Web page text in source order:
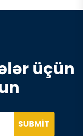
üçün
SUBMIT